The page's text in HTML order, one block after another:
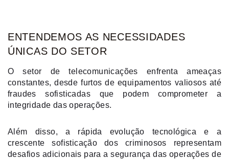
ENTENDEMOS AS NECESSIDADES
ÚNICAS DO SETOR
O setor de telecomunicações enfrenta ameaças
constantes, desde furtos de equipamentos valiosos até
fraudes sofisticadas que podem comprometer a
integridade das operações.
Além disso, a rápida evolução tecnológica e a
crescente sofisticação dos criminosos representam
desafios adicionais para a segurança das operações de